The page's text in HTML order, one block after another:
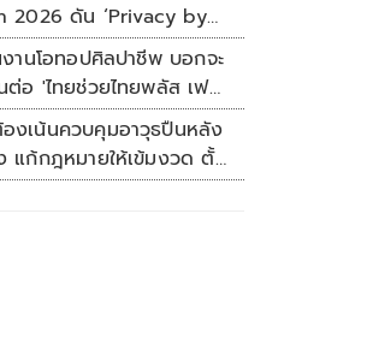
2026 ดัน ‘Privacy by
สู่โซลูชันคุ้มครอง
คลที่ใช้ได้จริง
านโอทอปศิลปาชีพ บอกจะ
ต่อ 'ไทยช่วยไทยพลัส เฟส
งเน้นควบคุมอาวุธปืนหลัง
แก้กฎหมายให้เข้มงวด ตั้ง
ม